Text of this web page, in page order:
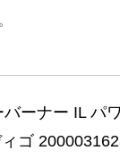
ーナー IL パ
ィゴ